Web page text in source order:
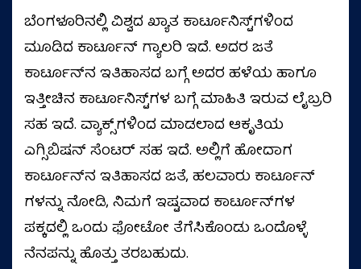
ಬೆಂಗಳೂರಿನಲ್ಲಿ ವಿಶ್ವದ ಖ್ಯಾತ ಕಾರ್ಟೂನಿಸ್ಟ್‌ಗಳಿಂದ
ಮೂಡಿದ ಕಾರ್ಟೂನ್‌ ಗ್ಯಾಲರಿ ಇದೆ. ಅದರ ಜತೆ
ಕಾರ್ಟೂನ್‌ನ ಇತಿಹಾಸದ ಬಗ್ಗೆ ಅದರ ಹಳೆಯ ಹಾಗೂ
ಇತ್ತೀಚಿನ ಕಾರ್ಟೂನಿಸ್ಟ್‌ಗಳ ಬಗ್ಗೆ ಮಾಹಿತಿ ಇರುವ ಲೈಬ್ರರಿ
ಸಹ ಇದೆ. ವ್ಯಾಕ್ಸ್‌ಗಳಿಂದ ಮಾಡಲಾದ ಆಕೃತಿಯ
ಎಗ್ಸಿಬಿಷನ್‌ ಸೆಂಟರ್‌ ಸಹ ಇದೆ. ಅಲ್ಲಿಗೆ ಹೋದಾಗ
ಕಾರ್ಟೂನ್‌ನ ಇತಿಹಾಸದ ಜತೆ, ಹಲವಾರು ಕಾರ್ಟೂನ್‌
ಗಳನ್ನು ನೋಡಿ, ನಿಮಗೆ ಇಷ್ಟವಾದ ಕಾರ್ಟೂನ್‌ಗಳ
ಪಕ್ಕದಲ್ಲಿ ಒಂದು ಫೋಟೋ ತೆಗೆಸಿಕೊಂಡು ಒಂದೊಳ್ಳೆ
ನೆನಪನ್ನು ಹೊತ್ತು ತರಬಹುದು.